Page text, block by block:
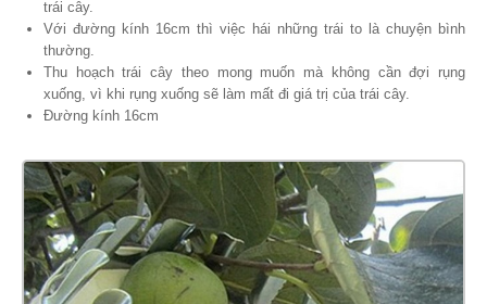
trái cây.
Với đường kính 16cm thì việc hái những trái to là chuyện bình
thường.
Thu hoạch trái cây theo mong muốn mà không cần đợi rụng
xuống, vì khi rụng xuống sẽ làm mất đi giá trị của trái cây.
Đường kính 16cm